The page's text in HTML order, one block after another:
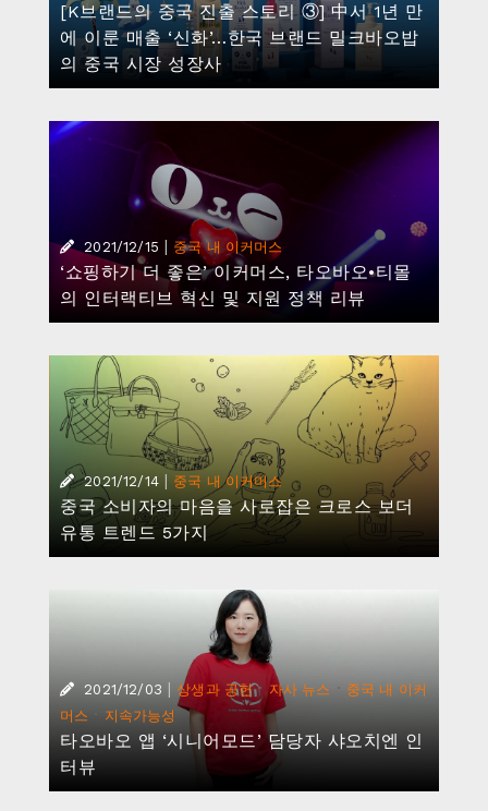
[K브랜드의 중국 진출 스토리 ③] 中서 1년 만
에 이룬 매출 ‘신화’…한국 브랜드 밀크바오밥
의 중국 시장 성장사
2021/12/15 | 중국 내 이커머스
‘쇼핑하기 더 좋은’ 이커머스, 타오바오•티몰
의 인터랙티브 혁신 및 지원 정책 리뷰
2021/12/14 | 중국 내 이커머스
중국 소비자의 마음을 사로잡은 크로스 보더
유통 트렌드 5가지
2021/12/03 | 상생과 공헌·자사 뉴스 · 중국 내 이커
머스
지속가능성
타오바오 앱 ‘시니어모드’ 담당자 샤오치엔 인
터뷰